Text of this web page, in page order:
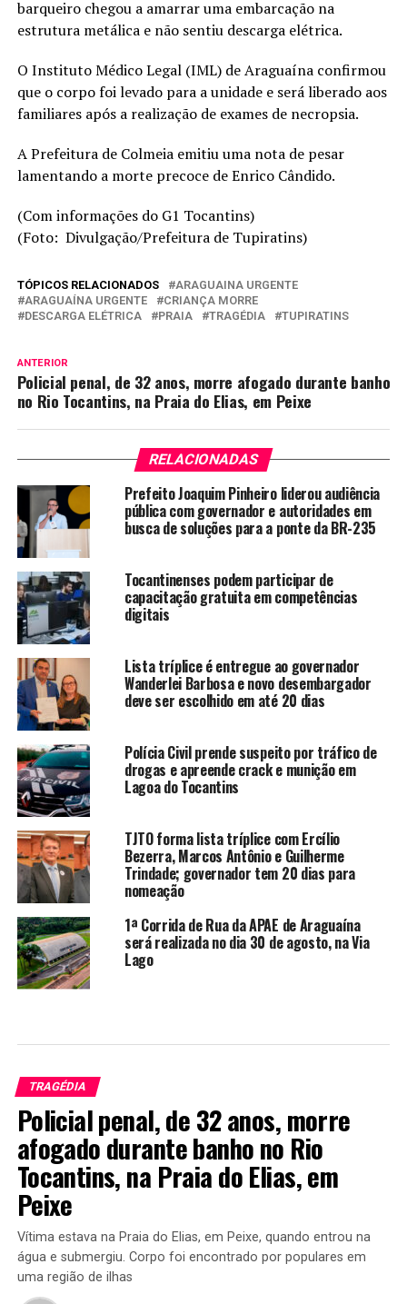
barqueiro chegou a amarrar uma embarcação na
estrutura metálica e não sentiu descarga elétrica.
O Instituto Médico Legal (IML) de Araguaína confirmou
que o corpo foi levado para a unidade e será liberado aos
familiares após a realização de exames de necropsia.
A Prefeitura de Colmeia emitiu uma nota de pesar
lamentando a morte precoce de Enrico Cândido.
(Com informações do G1 Tocantins)
(Foto: Divulgação/Prefeitura de Tupiratins)
TÓPICOS RELACIONADOS
ARAGUAINA URGENTE
ARAGUAÍNA URGENTE
CRIANÇA MORRE
DESCARGA ELÉTRICA
PRAIA TRAGÉDIA TUPIRATINS
ANTERIOR
Policial penal, de 32 anos, morre afogado durante banho
no Rio Tocantins, na Praia do Elias, em Peixe
RELACIONADAS
Prefeito Joaquim Pinheiro liderou audiência
pública com governador e autoridades em
busca de soluções para a ponte da BR-235
Tocantinenses podem participar de
capacitação gratuita em competências
digitais
Lista tríplice é entregue ao governador
Wanderlei Barbosa e novo desembargador
deve ser escolhido em até 20 dias
Polícia Civil prende suspeito por tráfico de
drogas e apreende crack e munição em
Lagoa do Tocantins
TJTO forma lista tríplice com Ercílio
Bezerra, Marcos Antônio e Guilherme
Trindade; governador tem 20 dias para
nomeação
1ª Corrida de Rua da APAE de Araguaína
será realizada no dia 30 de agosto, na Via
Lago
TRAGÉDIA
Policial penal, de 32 anos, morre
afogado durante banho no Rio
Tocantins, na Praia do Elias, em
Peixe
Vítima estava na Praia do Elias, em Peixe, quando entrou na
água e submergiu. Corpo foi encontrado por populares em
uma região de ilhas